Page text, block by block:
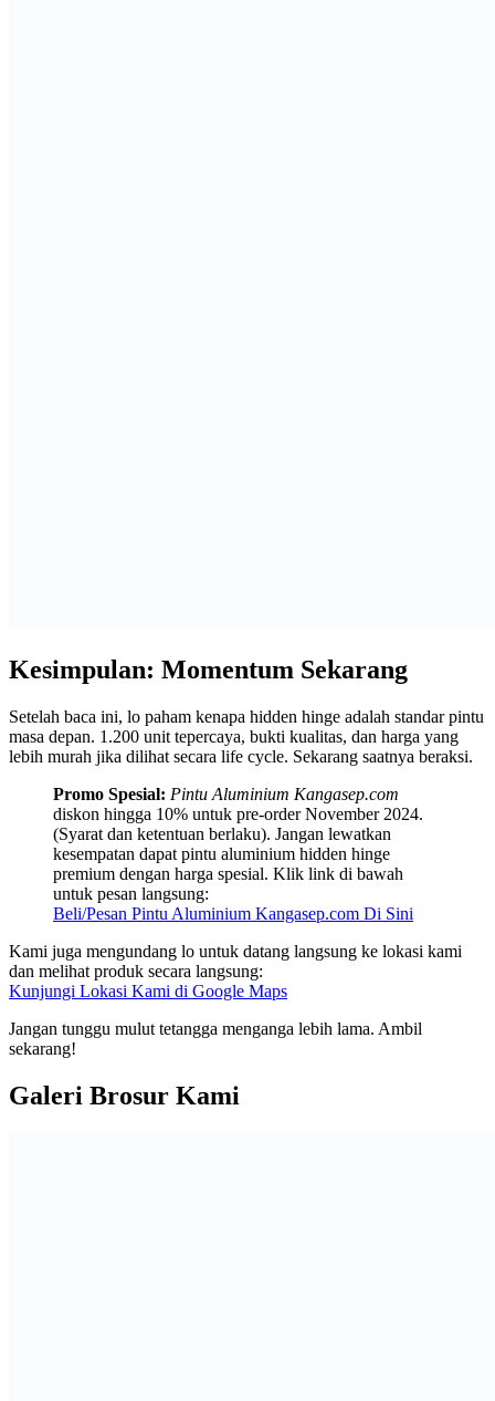
Kesimpulan: Momentum Sekarang
Setelah baca ini, lo paham kenapa hidden hinge adalah standar pintu
masa depan. 1.200 unit tepercaya, bukti kualitas, dan harga yang
lebih murah jika dilihat secara life cycle. Sekarang saatnya beraksi.
Promo Spesial: Pintu Aluminium Kangasep.com
diskon hingga 10% untuk pre-order November 2024.
(Syarat dan ketentuan berlaku). Jangan lewatkan
kesempatan dapat pintu aluminium hidden hinge
premium dengan harga spesial. Klik link di bawah
untuk pesan langsung:
Beli/Pesan Pintu Aluminium Kangasep.com Di Sini
Kami juga mengundang lo untuk datang langsung ke lokasi kami
dan melihat produk secara langsung:
Kunjungi Lokasi Kami di Google Maps
Jangan tunggu mulut tetangga menganga lebih lama. Ambil
sekarang!
Galeri Brosur Kami